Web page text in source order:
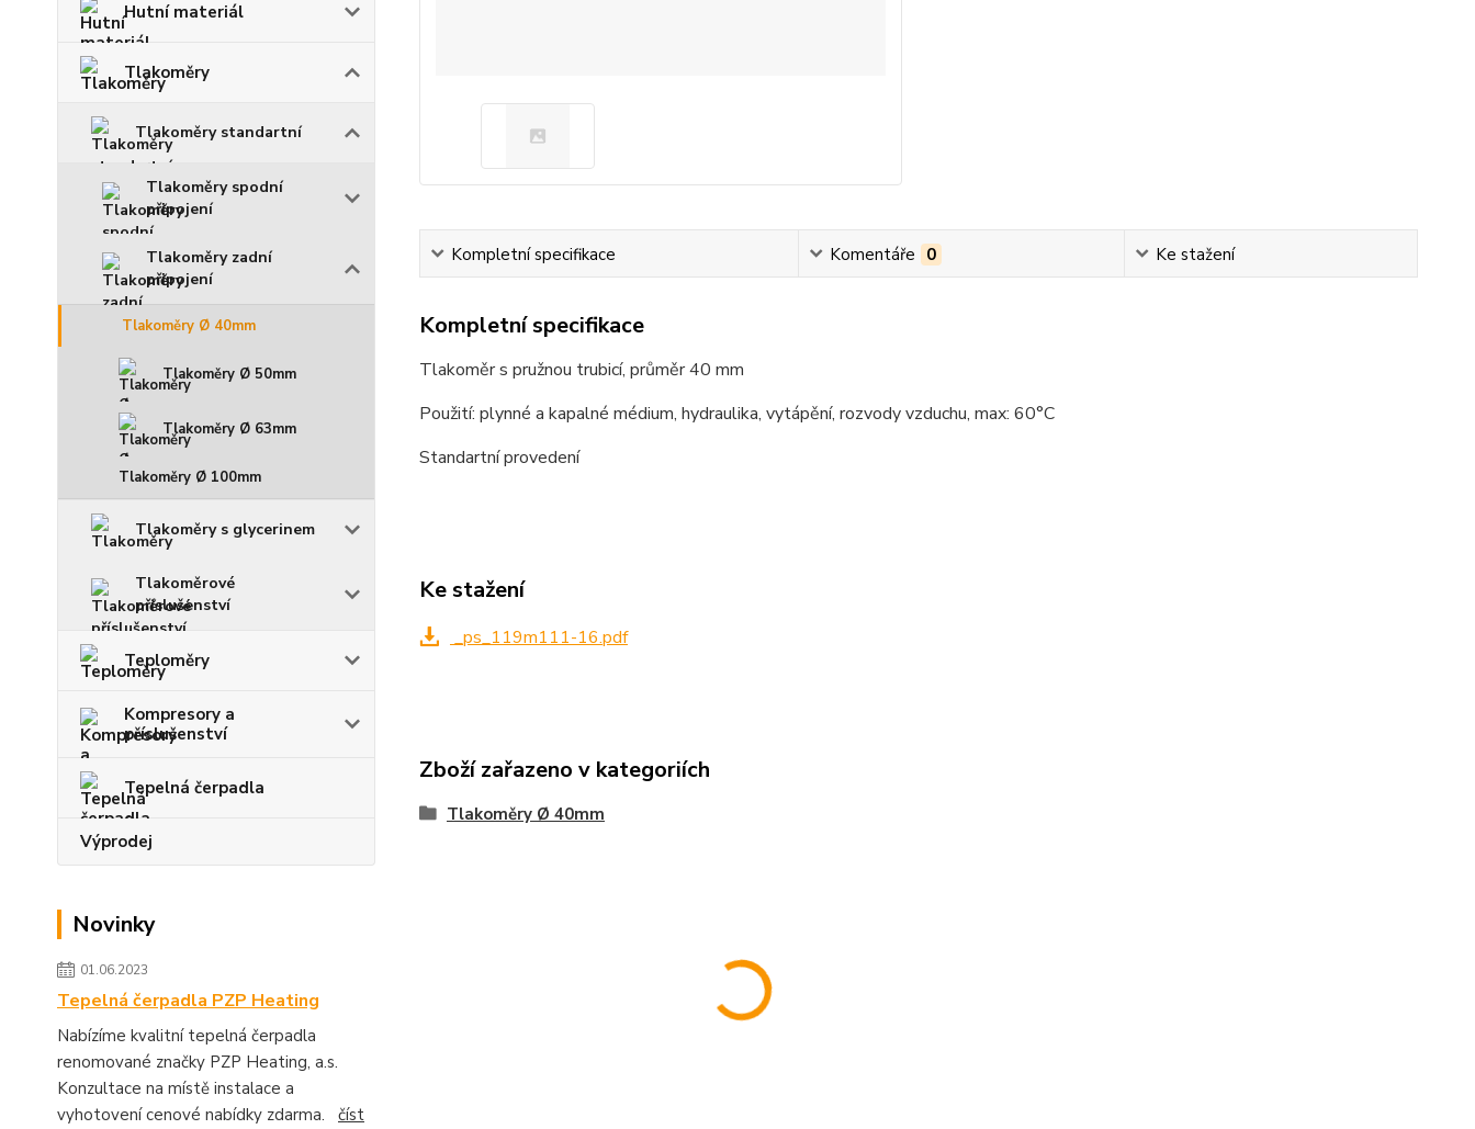
Hutní materiál
Tlakoměry
Tlakoměry standartní
Tlakoměry spodní
připojení
Tlakoměry zadní
připojení
Tlakoměry Ø 40mm
Tlakoměry Ø 50mm
Tlakoměry Ø 63mm
Tlakoměry Ø 100mm
Tlakoměry s glycerinem
Tlakoměrové
příslušenství
Teploměry
Kompresory a
příslušenství
Tepelná čerpadla
Výprodej
Novinky
01.06.2023
Tepelná čerpadla PZP Heating
Nabízíme kvalitní tepelná čerpadla
renomované značky PZP Heating, a.s.
Konzultace na místě instalace a
vyhotovení cenové nabídky zdarma. číst
Kompletní specifikace Komentáře 0 Ke stažení
Kompletní specifikace
Tlakoměr s pružnou trubicí, průměr 40 mm
Použití: plynné a kapalné médium, hydraulika, vytápění, rozvody vzduchu, max: 60°C
Standartní provedení
Ke stažení
_ps_119m111-16.pdf
Zboží zařazeno v kategoriích
Tlakoměry Ø 40mm